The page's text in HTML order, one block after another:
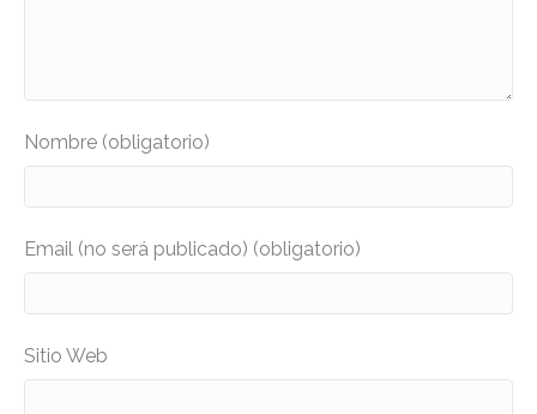
Nombre (obligatorio)
Email (no será publicado) (obligatorio)
Sitio Web